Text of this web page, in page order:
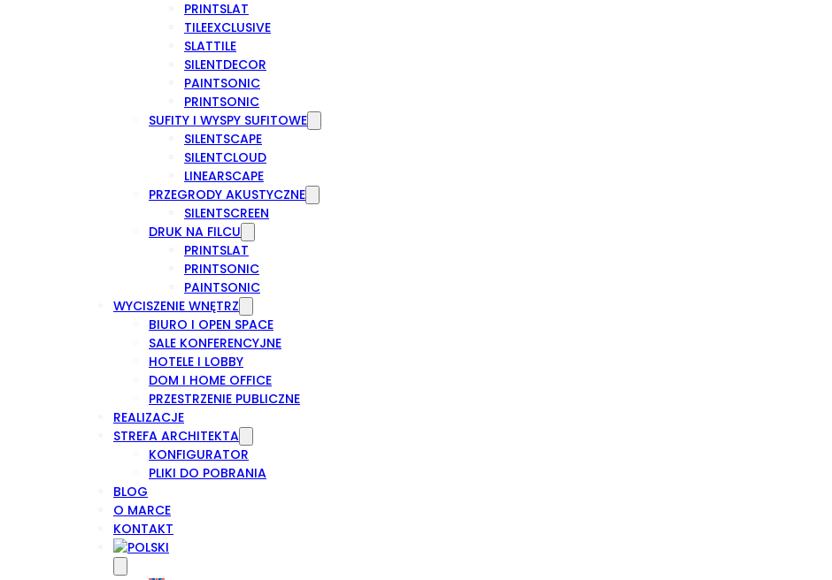
PRINTSLAT
TILEEXCLUSIVE
SLATTILE
SILENTDECOR
PAINTSONIC
PRINTSONIC
SUFITY I WYSPY SUFITOWE
SILENTSCAPE
SILENTCLOUD
LINEARSCAPE
PRZEGRODY AKUSTYCZNE
SILENTSCREEN
DRUK NA FILCU
PRINTSLAT
PRINTSONIC
PAINTSONIC
WYCISZENIE WNĘTRZ
BIURO I OPEN SPACE
SALE KONFERENCYJNE
HOTELE I LOBBY
DOM I HOME OFFICE
PRZESTRZENIE PUBLICZNE
REALIZACJE
STREFA ARCHITEKTA
KONFIGURATOR
PLIKI DO POBRANIA
BLOG
O MARCE
KONTAKT